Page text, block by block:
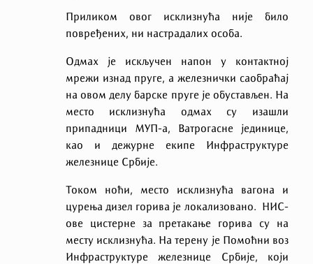
Приликом овог исклизнућа није било
повређених, ни настрадалих особа.
Одмах је искључен напон у контактној
мрежи изнад пруге, а железнички саобраћај
на овом делу барске пруге је обустављен. На
место исклизнућа одмах су изашли
припадници МУП-а, Ватрогасне јединице,
као и дежурне екипе Инфраструктуре
железнице Србије.
Током ноћи, место исклизнућа вагона и
цурења дизел горива је локализовано. НИС-
ове цистерне за претакање горива су на
месту исклизнућа. На терену је Помоћни воз
Инфраструктуре железнице Србије, који